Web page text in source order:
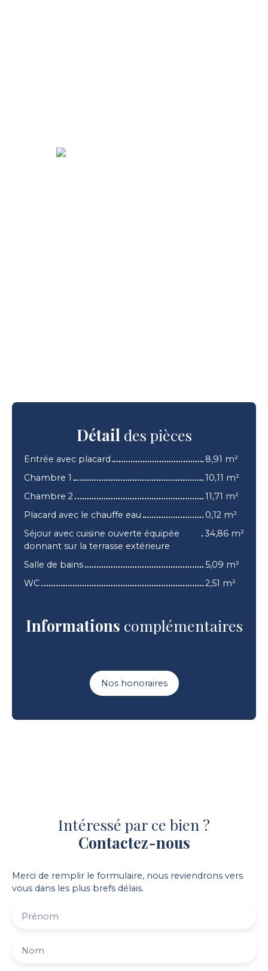
Détail des pièces
Entrée avec placard
8,91 m²
Chambre 1
10,11 m²
Chambre 2
11,71 m²
Placard avec le chauffe eau
0,12 m²
Séjour avec cuisine ouverte équipée
donnant sur la terrasse extérieure
34,86 m²
Salle de bains
5,09 m²
WC
2,51 m²
Informations complémentaires
Nos honoraires
Intéressé par ce bien ?
Contactez-nous
Merci de remplir le formulaire, nous reviendrons vers
vous dans les plus brefs délais.
Prénom
Nom